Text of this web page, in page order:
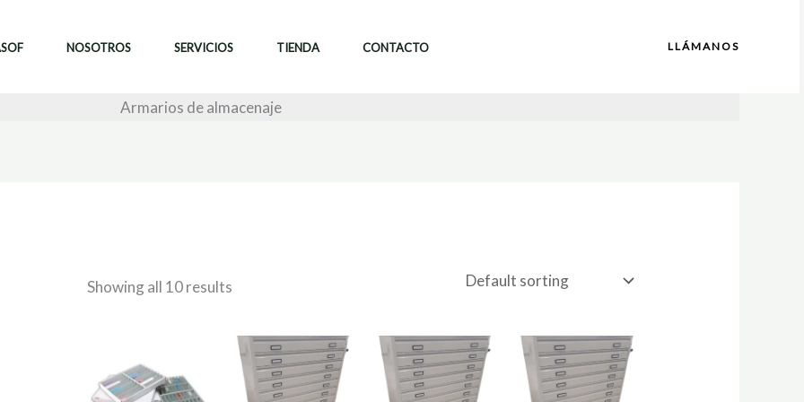
NOSOTROS SERVICIOS TIENDA CONTACTO LLÁMANOS
Armarios de almacenaje
Showing all 10 results